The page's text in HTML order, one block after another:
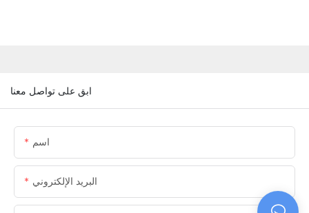
ابق على تواصل معنا
اسم
البريد الإلكتروني